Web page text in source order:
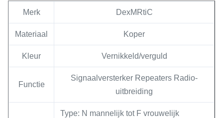
Merk DexMRtiC
Materiaal Koper
Kleur Vernikkeld/verguld
Functie
Signaalversterker Repeaters Radio-
uitbreiding
Type: N mannelijk tot F vrouwelijk